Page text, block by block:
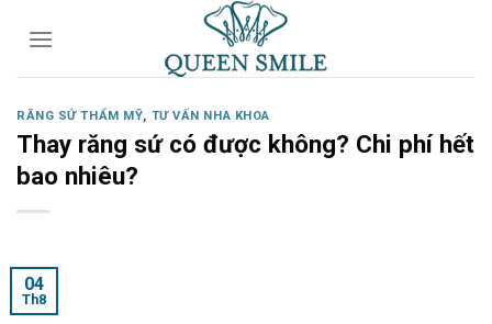
RĂNG SỨ THẨM MỸ, TƯ VẤN NHA KHOA
Thay răng sứ có được không? Chi phí hết
bao nhiêu?
04
Th8